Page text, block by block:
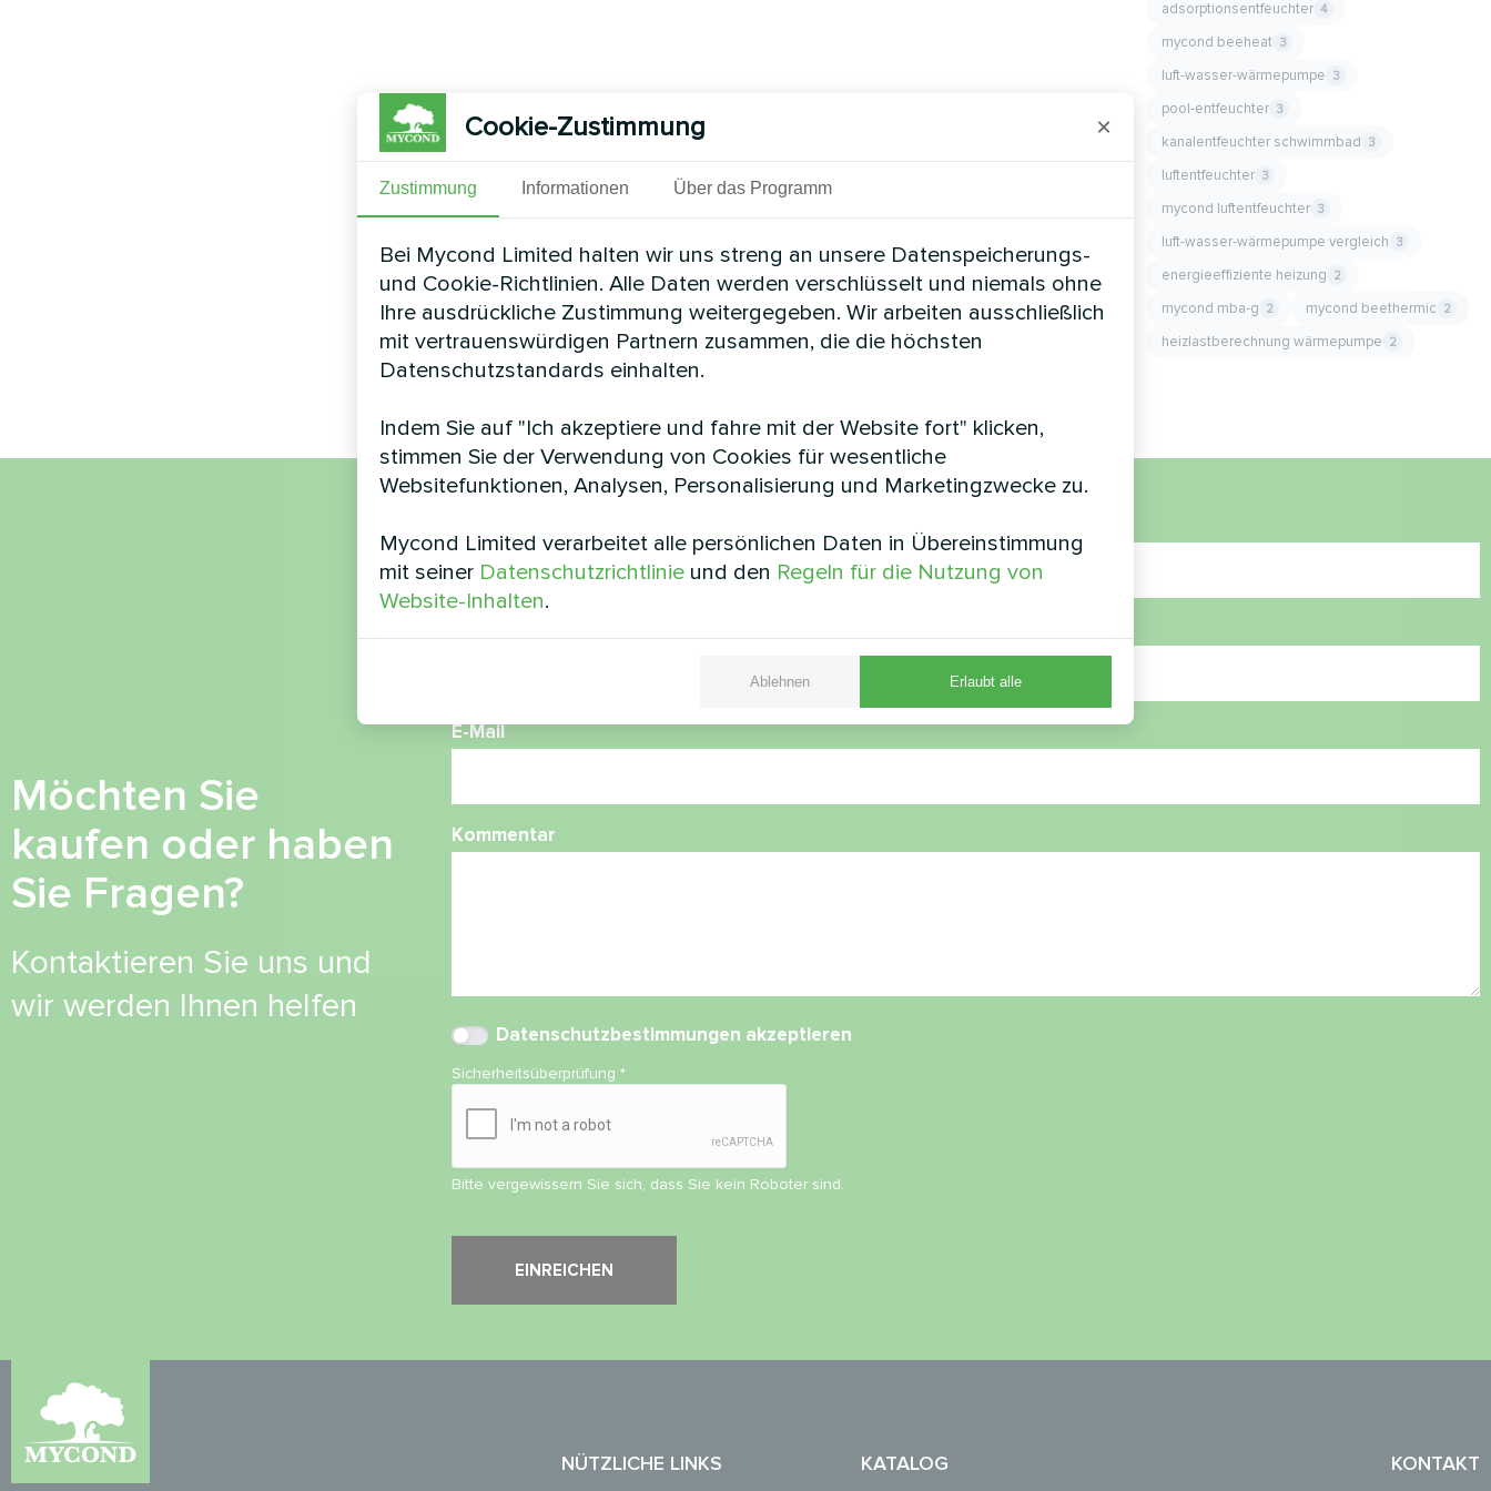
adsorptionsentfeuchter 4
mycond beeheat 3
luft-wasser-wärmepumpe 3
pool-entfeuchter 3
kanalentfeuchter schwimmbad 3
luftentfeuchter 3
mycond luftentfeuchter 3
luft-wasser-wärmepumpe vergleich 3
energieeffiziente heizung 2
mycond mba-g 2 mycond beethermic 2
heizlastberechnung wärmepumpe 2
Möchten Sie
kaufen oder haben
Sie Fragen?
Kontaktieren Sie uns und
wir werden Ihnen helfen
E-Mail
Kommentar
Datenschutzbestimmungen akzeptieren
Sicherheitsüberprüfung*
Bitte vergewissern Sie sich, dass Sie kein Roboter sind.
NÜTZLICHE LINKS KATALOG KONTAKT
Cookie-Zustimmung ×
Zustimmung Informationen Über das Programm
Bei Mycond Limited halten wir uns streng an unsere Datenspeicherungs-
und Cookie-Richtlinien. Alle Daten werden verschlüsselt und niemals ohne
Ihre ausdrückliche Zustimmung weitergegeben. Wir arbeiten ausschließlich
mit vertrauenswürdigen Partnern zusammen, die die höchsten
Datenschutzstandards einhalten.
Indem Sie auf "Ich akzeptiere und fahre mit der Website fort" klicken,
stimmen Sie der Verwendung von Cookies für wesentliche
Websitefunktionen, Analysen, Personalisierung und Marketingzwecke zu.
Mycond Limited verarbeitet alle persönlichen Daten in Übereinstimmung
mit seiner Datenschutzrichtlinie und den Regeln für die Nutzung von
Website-Inhalten.
Ablehnen Erlaubt alle